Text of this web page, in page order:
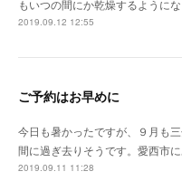
もいつの間にか乾燥するように
2019.09.12 12:55
ご予約はお早めに
今日も暑かったですが、９月も
間に過ぎ去りそうです。愛西市
2019.09.11 11:28